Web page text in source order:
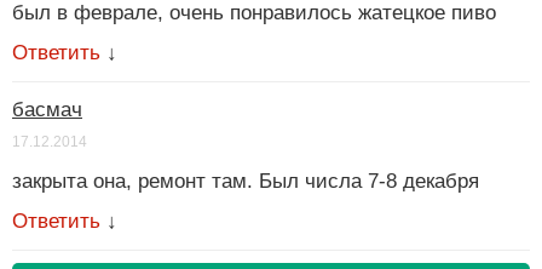
был в феврале, очень понравилось жатецкое пиво
Ответить ↓
басмач
17.12.2014
закрыта она, ремонт там. Был числа 7-8 декабря
Ответить ↓